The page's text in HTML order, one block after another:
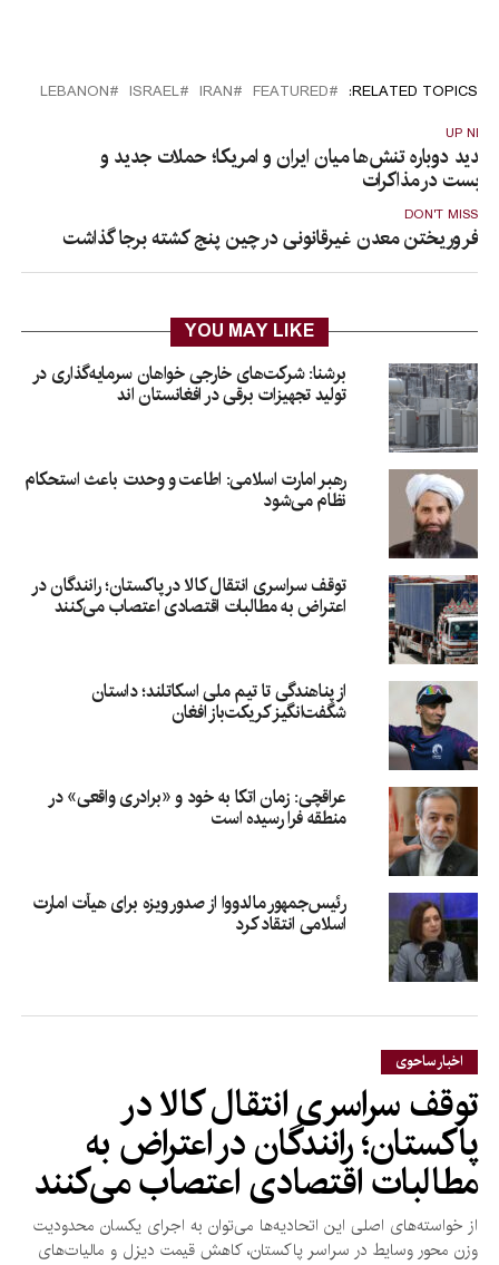
RELATED TOPICS:
FEATURED
IRAN
ISRAEL
LEBANON
UP
دوباره تنش‌ها میان ایران و امریکا؛ حملات جدید و
در مذاکرات
DON'T MISS
فروریختن معدن غیرقانونی در چین پنج کشته برجا گذاشت
YOU MAY LIKE
برشنا: شرکت‌های خارجی خواهان سرمایه‌گذاری در
تولید تجهیزات برقی در افغانستان‌ اند
رهبر امارت اسلامی: اطاعت و وحدت باعث استحکام
نظام می‌شود
توقف سراسری انتقال کالا در پاکستان؛ رانندگان در
اعتراض به مطالبات اقتصادی اعتصاب می‌کنند
از پناهندگی تا تیم ملی اسکاتلند؛ داستان
شگفت‌انگیز کریکت‌باز افغان
عراقچی: زمان اتکا به خود و «برادری واقعی» در
منطقه فرا رسیده است
رئیس‌جمهور مالدووا از صدور ویزه برای هیأت امارت
اسلامی انتقاد کرد
اخبار ساحوی
توقف سراسری انتقال کالا در
پاکستان؛ رانندگان در اعتراض به
مطالبات اقتصادی اعتصاب می‌کنند
از خواسته‌های اصلی این اتحادیه‌ها می‌توان به اجرای یکسان محدودیت
وزن محور وسایط در سراسر پاکستان، کاهش قیمت دیزل و مالیات‌های